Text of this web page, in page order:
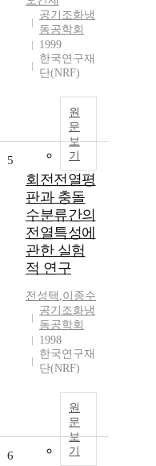
공기조화냉
동공학회
1999
한국연구재
단(NRF)
원
문
보
기
5
회전전열평
판과 충돌
수분류간의
전열특성에
관한 실험
적 연구
전성택 ,이종수
공기조화냉
동공학회
1998
한국연구재
단(NRF)
원
문
보
기
6